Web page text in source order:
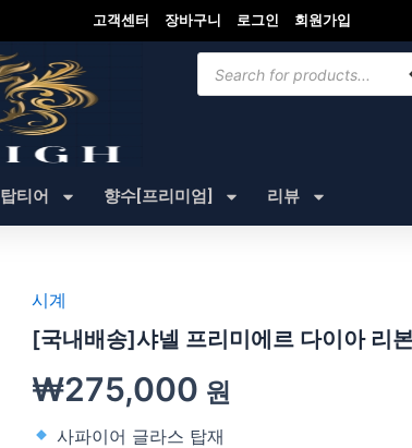
고객센터 장바구니 로그인 회원가입
search
탑티어 향수[프리미엄] 리뷰
시계
[국내배송]샤넬 프리미에르 다이아 리
₩275,000 원
사파이어 글라스 탑재